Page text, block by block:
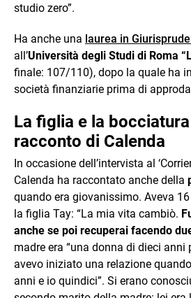
studio zero”.
Ha anche una laurea in
all’Università degli Studi di Roma
finale: 107/110), dopo la quale ha
società finanziarie prima di
La figlia e la bocciatura
racconto di Calenda
In occasione dell’intervista al
Calenda ha raccontato anche della
quando era giovanissimo. Aveva
la figlia Tay: “La mia vita cambiò.
anche se poi recuperai facendo
madre era “una donna di dieci anni
avevo iniziato una relazione
anni e io quindici”. Si erano